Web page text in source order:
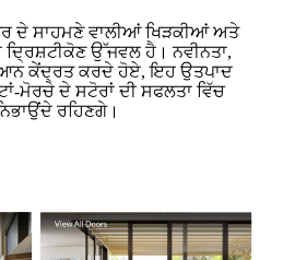
ਦੇ ਸਾਹਮਣੇ ਵਾਲੀਆਂ ਖਿੜਕੀਆਂ ਅਤੇ
ਉੱਜਵਲ ਹੈ। ਨਵੀਨਤਾ,
ਕੇਂਦ੍ਰਤ ਕਰਦੇ ਹੋਏ, ਇਹ ਉਤਪਾਦ
ਮੋਰਚੇ ਦੇ ਸਟੋਰਾਂ ਦੀ ਸਫਲਤਾ ਵਿੱਚ
ਰਹਿਣਗੇ।